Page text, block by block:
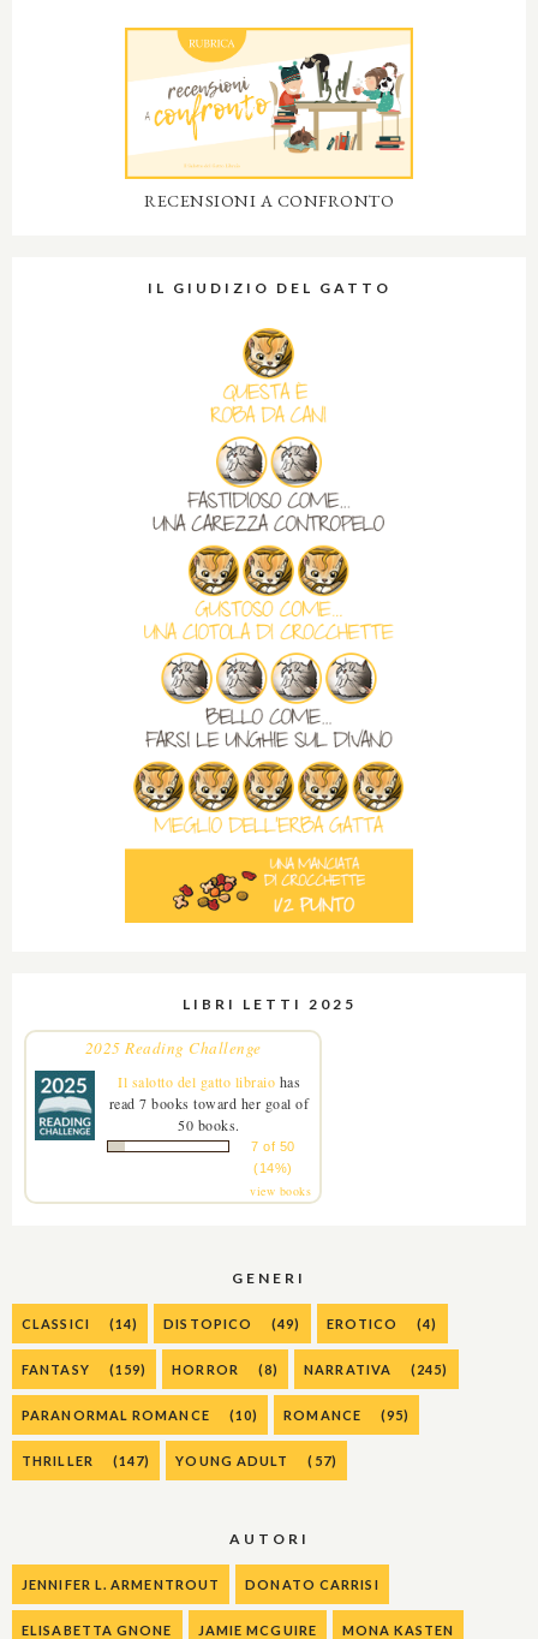
RECENSIONI A CONFRONTO
IL GIUDIZIO DEL GATTO
LIBRI LETTI 2025
2025 Reading Challenge
Il salotto del gatto libraio has
read 7 books toward her goal of
50 books.
7 of 50
(14%)
view books
GENERI
CLASSICI (14) DISTOPICO (49) EROTICO (4)
FANTASY (159) HORROR (8) NARRATIVA (245)
PARANORMAL ROMANCE (10) ROMANCE (95)
THRILLER (147) YOUNG ADULT (57)
AUTORI
JENNIFER L. ARMENTROUT DONATO CARRISI
ELISABETTA GNONE JAMIE MCGUIRE MONA KASTEN